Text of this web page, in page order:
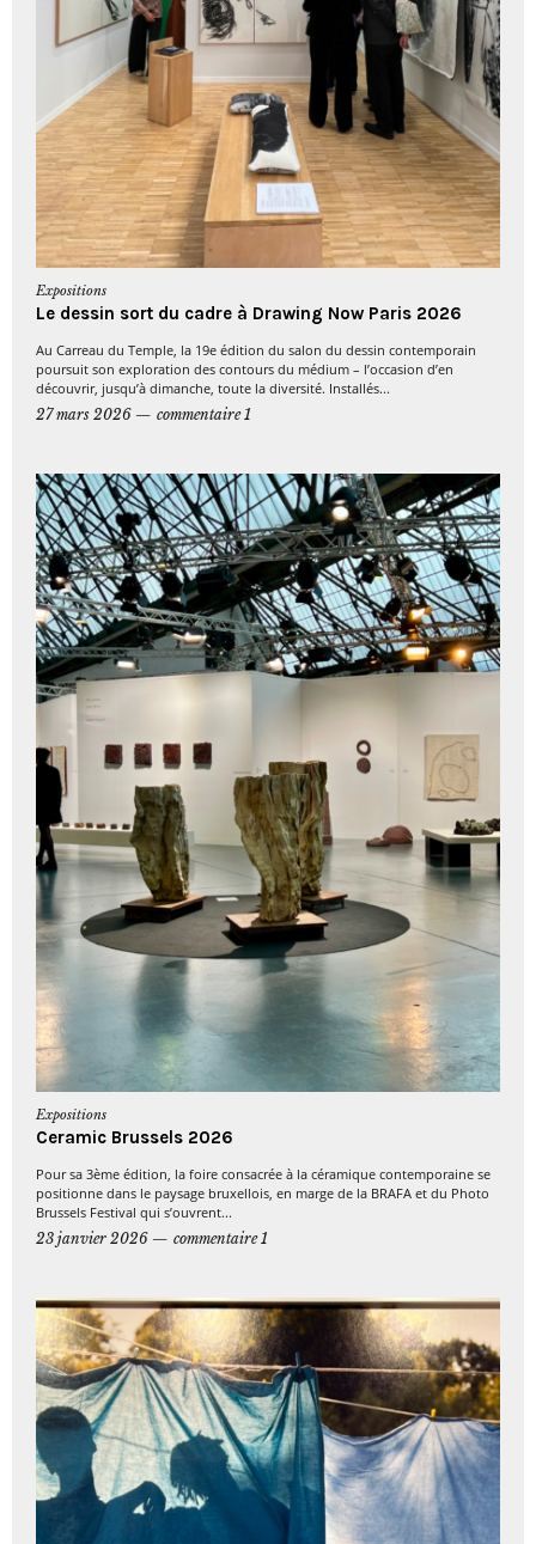
Expositions
Le dessin sort du cadre à Drawing Now Paris 2026
Au Carreau du Temple, la 19e édition du salon du dessin contemporain
poursuit son exploration des contours du médium – l’occasion d’en
découvrir, jusqu’à dimanche, toute la diversité. Installés...
27 mars 2026
commentaire 1
Expositions
Ceramic Brussels 2026
Pour sa 3ème édition, la foire consacrée à la céramique contemporaine se
positionne dans le paysage bruxellois, en marge de la BRAFA et du Photo
Brussels Festival qui s’ouvrent...
23 janvier 2026
commentaire 1